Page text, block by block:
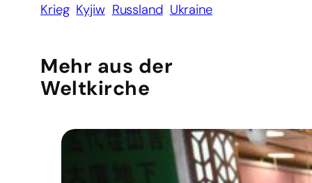
Krieg Kyjiw Russland Ukraine
Mehr aus der
Weltkirche